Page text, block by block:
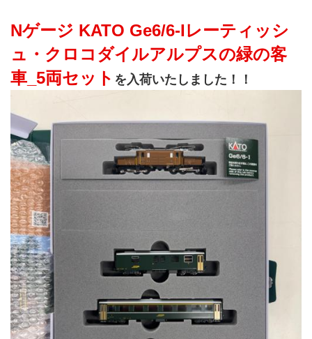
Nゲージ KATO Ge6/6-Iレーティッシ
ュ・クロコダイルアルプスの緑の客
車_5両セット を入荷いたしました！！